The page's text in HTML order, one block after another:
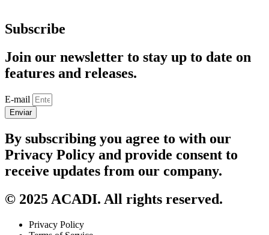
Subscribe
Join our newsletter to stay up to date on
features and releases.
E-mail
Enviar
By subscribing you agree to with our
Privacy Policy and provide consent to
receive updates from our company.
© 2025 ACADI. All rights reserved.
Privacy Policy